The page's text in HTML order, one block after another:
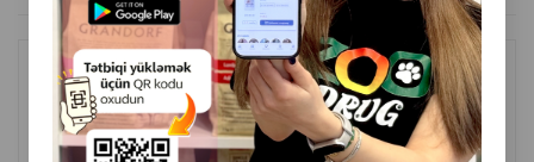
Gündəlik istifadə üçün idealdır.
Elastik.
Yumaq imkanı.
Rahatlığı və hərəkət azadlığını təmin edir.
AMIPLAY PIŞIK EVI. RƏNG: BOZ. ÖLÇÜ: 33X42X36 SM.